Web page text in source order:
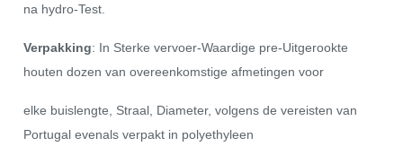
na hydro-Test.
Verpakking: In Sterke vervoer-Waardige pre-Uitgerookte
houten dozen van overeenkomstige afmetingen voor
elke buislengte, Straal, Diameter, volgens de vereisten van
Portugal evenals verpakt in polyethyleen